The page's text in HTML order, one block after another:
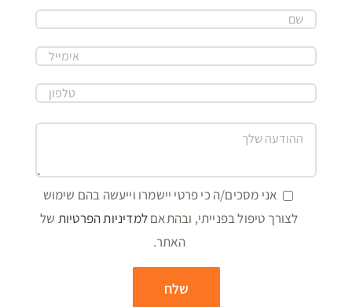
אני מסכים/ה כי פרטי יישמרו וייעשה בהם שימוש
לצורך טיפול בפנייתי, ובהתאםלמדיניות הפרטיות של
האתר.